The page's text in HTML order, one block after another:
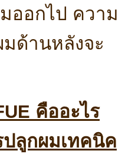
ออกไป ความ
ด้านหลังจะ
ปลูกผมเทคนิค